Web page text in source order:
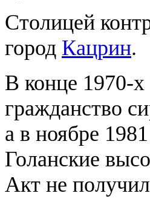
Столицей
город Кацрин.
В конце 1970-х
гражданство
а в ноябре
Голанские
Акт не